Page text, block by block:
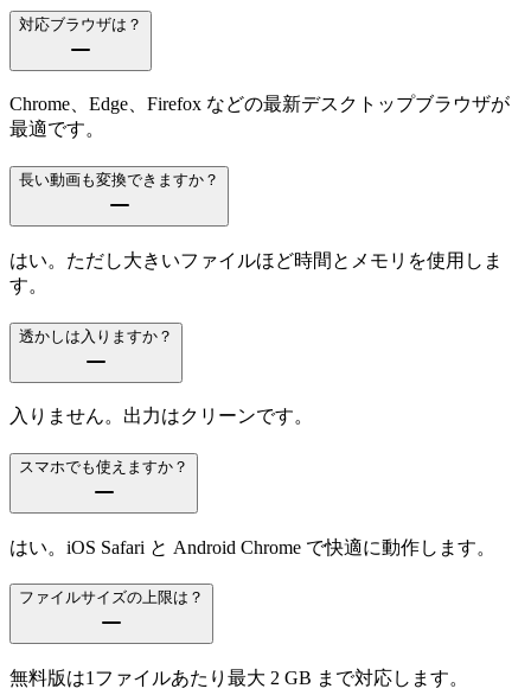
対応ブラウザは？
Chrome、Edge、Firefox などの最新デスクトップブラウザが
最適です。
長い動画も変換できますか？
はい。ただし大きいファイルほど時間とメモリを使用しま
す。
透かしは入りますか？
入りません。出力はクリーンです。
スマホでも使えますか？
はい。iOS Safari と Android Chrome で快適に動作します。
ファイルサイズの上限は？
無料版は1ファイルあたり最大 2 GB まで対応します。